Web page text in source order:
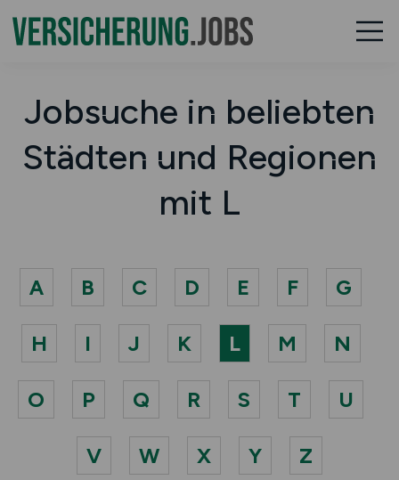
Jobsuche in beliebten
Städten und Regionen
mit L
A B C D E F G
H I J K L M N
O P Q R S T U
V W X Y Z